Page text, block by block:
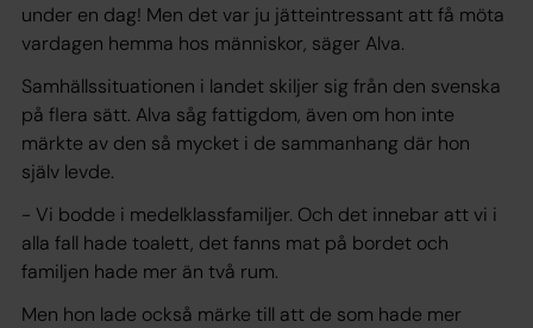
under en dag! Men det var ju jätteintressant att få möta
vardagen hemma hos människor, säger Alva.
Samhällssituationen i landet skiljer sig från den svenska
på flera sätt. Alva såg fattigdom, även om hon inte
märkte av den så mycket i de sammanhang där hon
själv levde.
- Vi bodde i medelklassfamiljer. Och det innebar att vi i
alla fall hade toalett, det fanns mat på bordet och
familjen hade mer än två rum.
Men hon lade också märke till att de som hade mer